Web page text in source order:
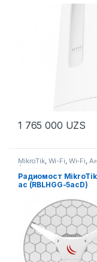
1 765 000 UZS
MikroTik, Wi-Fi, Wi-Fi,
Антенны
Радиомост MikroTik
ac (RBLHGG-5acD)